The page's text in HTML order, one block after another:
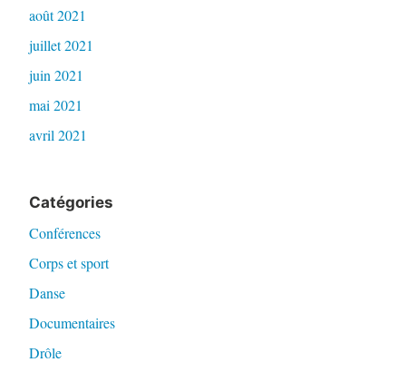
août 2021
juillet 2021
juin 2021
mai 2021
avril 2021
Catégories
Conférences
Corps et sport
Danse
Documentaires
Drôle